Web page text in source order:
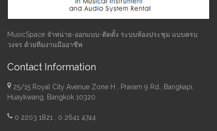
MusicSpace จำหน่าย-ออกแบบ-ติดตั้ง ระบบห้องประชุม แบบครบ
วงจร ด้วยทีมงานมืออาชีพ
Contact Information
25/15 Royal City Avenue Zone H , Praram 9 Rd., Bangkapi,
Huaykwang, Bangkok 10320
0 2203 1821 , 0 2641 4744